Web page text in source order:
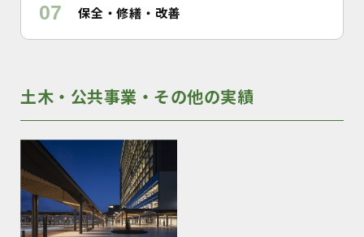
07 保全・修繕・改善
土木・公共事業・その他の実績